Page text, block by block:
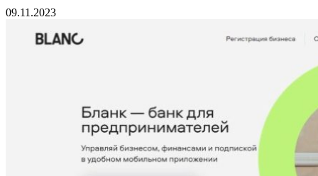
09.11.2023